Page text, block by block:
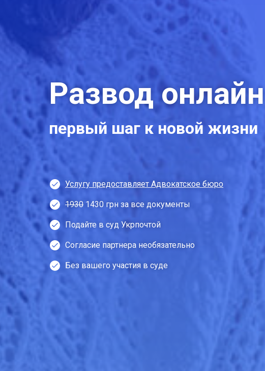
Развод онлайн
первый шаг к новой жизни
Услугу предоставляет Адвокатское бюро
1930 1430 грн за все документы
Подайте в суд Укрпочтой
Согласие партнера необязательно
Без вашего участия в суде